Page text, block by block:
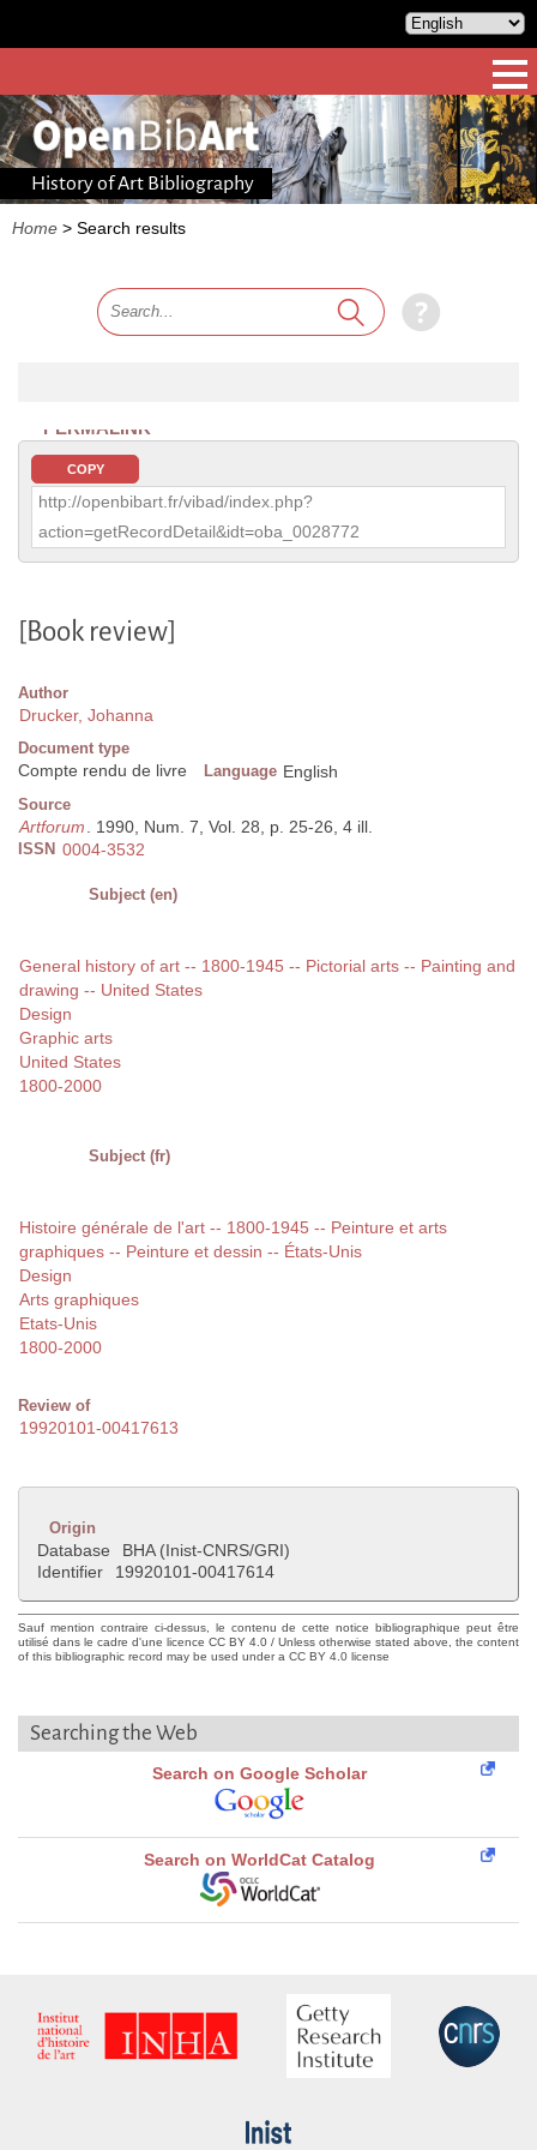
History of Art Bibliography
Home > Search results
PERMALINK
COPY
http://openbibart.fr/vibad/index.php?
action=getRecordDetail&idt=oba_0028772
[Book review]
Author
Drucker, Johanna
Document type
Compte rendu de livre Language English
Source
Artforum. 1990, Num. 7, Vol. 28, p. 25-26, 4 ill.
ISSN 0004-3532
Subject (en)
General history of art -- 1800-1945 -- Pictorial arts -- Painting and
drawing -- United States
Design
Graphic arts
United States
1800-2000
Subject (fr)
Histoire générale de l'art -- 1800-1945 -- Peinture et arts
graphiques -- Peinture et dessin -- États-Unis
Design
Arts graphiques
Etats-Unis
1800-2000
Review of
19920101-00417613
Origin
Database
BHA (Inist-CNRS/GRI)
Identifier
19920101-00417614
Sauf mention contraire ci-dessus, le contenu de cette notice bibliographique peut être
utilisé dans le cadre d'une licence CC BY 4.0 / Unless otherwise stated above, the content
of this bibliographic record may be used under a CC BY 4.0 license
Searching the Web
Search on Google Scholar
Search on WorldCat Catalog